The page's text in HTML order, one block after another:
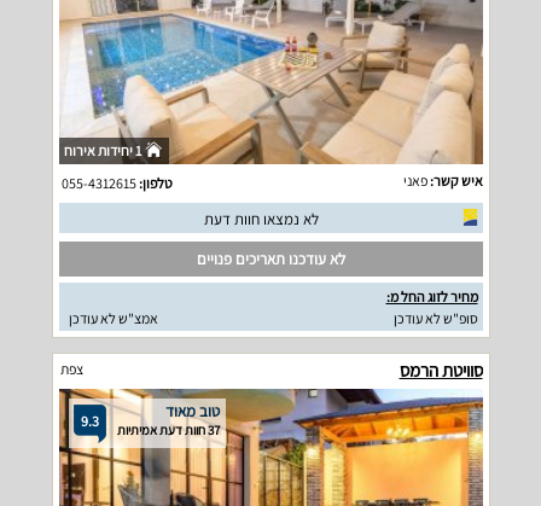
1 יחידות אירוח
איש קשר:פאני טלפון:055-4312615
לא נמצאו חוות דעת
לא עודכנו תאריכים פנויים
מחיר לזוג החל מ:
סופ"ש לא עודכן
אמצ"ש לא עודכן
סוויטת הרמס צפת
9.3 טוב מאוד
37 חוות דעת אמיתיות